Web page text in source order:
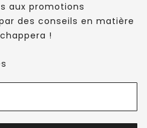
aux promotions
des conseils en matière
!